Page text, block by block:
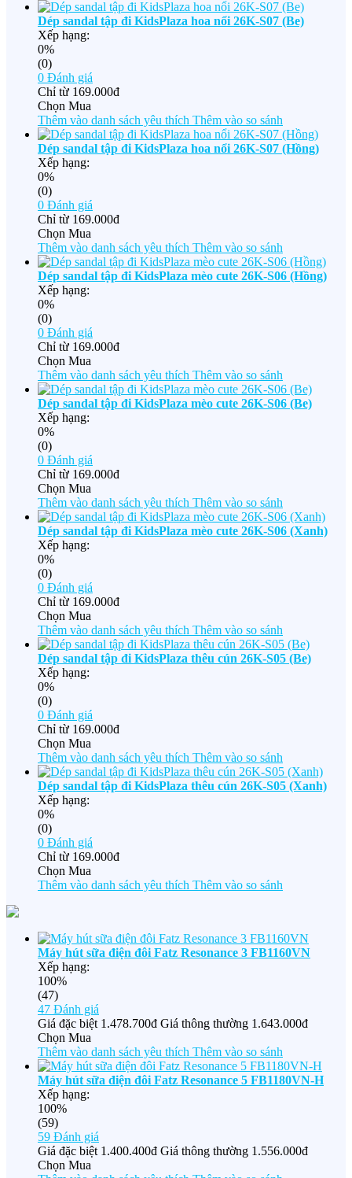
Dép sandal tập đi KidsPlaza hoa nổi 26K-S07 (Be)
Xếp hạng:
0%
(0)
0 Đánh giá
Chỉ từ 169.000đ
Chọn Mua
Thêm vào danh sách yêu thích Thêm vào so sánh
Dép sandal tập đi KidsPlaza hoa nổi 26K-S07 (Hồng)
Xếp hạng:
0%
(0)
0 Đánh giá
Chỉ từ 169.000đ
Chọn Mua
Thêm vào danh sách yêu thích Thêm vào so sánh
Dép sandal tập đi KidsPlaza mèo cute 26K-S06 (Hồng)
Xếp hạng:
0%
(0)
0 Đánh giá
Chỉ từ 169.000đ
Chọn Mua
Thêm vào danh sách yêu thích Thêm vào so sánh
Dép sandal tập đi KidsPlaza mèo cute 26K-S06 (Be)
Xếp hạng:
0%
(0)
0 Đánh giá
Chỉ từ 169.000đ
Chọn Mua
Thêm vào danh sách yêu thích Thêm vào so sánh
Dép sandal tập đi KidsPlaza mèo cute 26K-S06 (Xanh)
Xếp hạng:
0%
(0)
0 Đánh giá
Chỉ từ 169.000đ
Chọn Mua
Thêm vào danh sách yêu thích Thêm vào so sánh
Dép sandal tập đi KidsPlaza thêu cún 26K-S05 (Be)
Xếp hạng:
0%
(0)
0 Đánh giá
Chỉ từ 169.000đ
Chọn Mua
Thêm vào danh sách yêu thích Thêm vào so sánh
Dép sandal tập đi KidsPlaza thêu cún 26K-S05 (Xanh)
Xếp hạng:
0%
(0)
0 Đánh giá
Chỉ từ 169.000đ
Chọn Mua
Thêm vào danh sách yêu thích Thêm vào so sánh
Máy hút sữa điện đôi Fatz Resonance 3 FB1160VN
Xếp hạng:
100%
(47)
47 Đánh giá
Giá đặc biệt 1.478.700đ Giá thông thường 1.643.000đ
Chọn Mua
Thêm vào danh sách yêu thích Thêm vào so sánh
Máy hút sữa điện đôi Fatz Resonance 5 FB1180VN-H
Xếp hạng:
100%
(59)
59 Đánh giá
Giá đặc biệt 1.400.400đ Giá thông thường 1.556.000đ
Chọn Mua